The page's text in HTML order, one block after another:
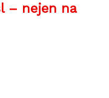
– nejen na